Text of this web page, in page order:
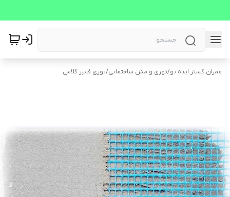
عمران گستر ایده نو/توری و مش ساختمانی/توری فایبر گلاس